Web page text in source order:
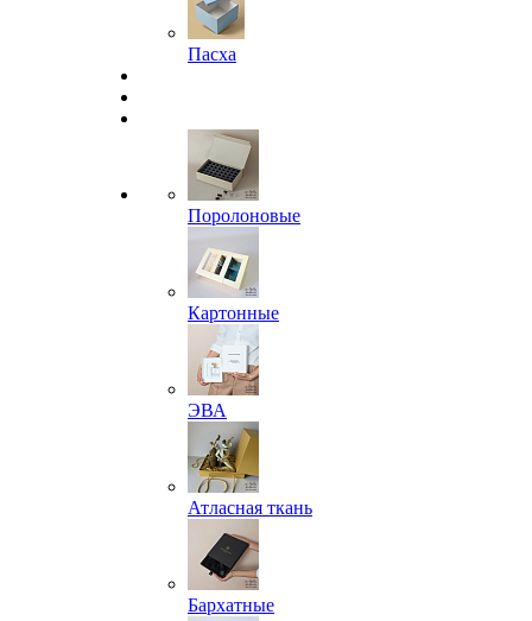
Пасха
Поролоновые
Картонные
ЭВА
Атласная ткань
Бархатные